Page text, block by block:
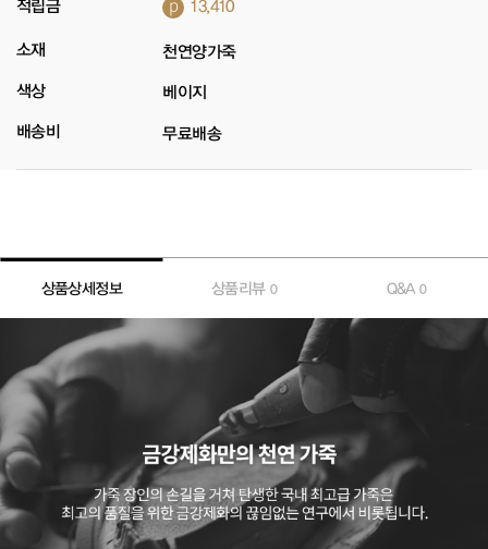
적립금 p 13,410
소재 천연양가죽
색상 베이지
배송비 무료배송
상품상세정보 상품리뷰 0 Q&A0